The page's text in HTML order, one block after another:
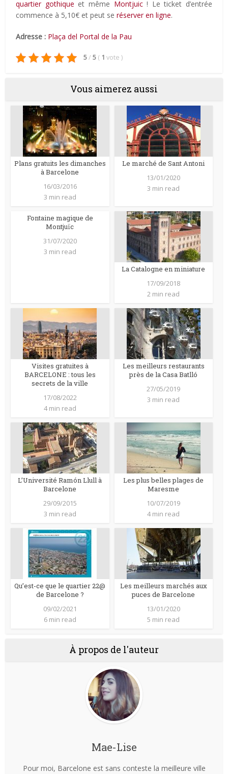
quartier gothique et même Montjuic! Le ticket d’entrée
commence à 5,10€ et peut seréserver en ligne.
Adresse : Plaça del Portal de la Pau
5/ 5 ( 1 vote )
Vous aimerez aussi
Plans gratuits les dimanches
à Barcelone
16/03/2016
3 min read
Le marché de Sant Antoni
13/01/2020
3 min read
Fontaine magique de
Montjuïc
31/07/2020
3 min read
La Catalogne en miniature
17/09/2018
2 min read
Visites gratuites à
BARCELONE : tous les
secrets de la ville
17/08/2022
4 min read
Les meilleurs restaurants
près de la Casa Batlló
27/05/2019
3 min read
L’Université Ramón Llull à
Barcelone
29/09/2015
3 min read
Les plus belles plages de
Maresme
10/07/2019
4 min read
Qu’est-ce que le quartier 22@
de Barcelone ?
09/02/2021
6 min read
Les meilleurs marchés aux
puces de Barcelone
13/01/2020
5 min read
À propos de l'auteur
Mae-Lise
Pour moi, Barcelone est sans conteste la meilleure ville